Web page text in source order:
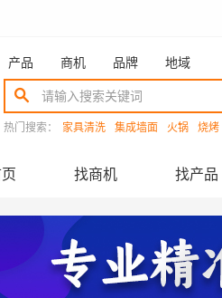
产品 商机 品牌 地域
热门搜索： 家具清洗 集成墙面 火锅 烧烤
找商机 找产品